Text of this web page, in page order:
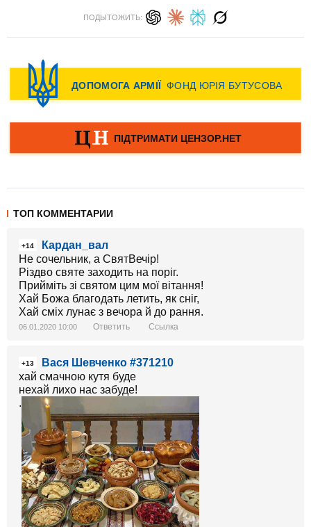
ПОДЫТОЖИТЬ:
ТОП КОММЕНТАРИИ
+14
Кардан_вал
Не сочельник, а СвятВечір!
Різдво святе заходить на поріг.
Прийміть зі святом цим мої вітання!
Хай Божа благодать летить, як сніг,
Хай сміх лунає з вечора й до рання.
06.01.2020 10:00 Ответить Ссылка
+13
Вася Шевченко #371210
хай смачною кутя буде
нехай лихо нас забуде!
.